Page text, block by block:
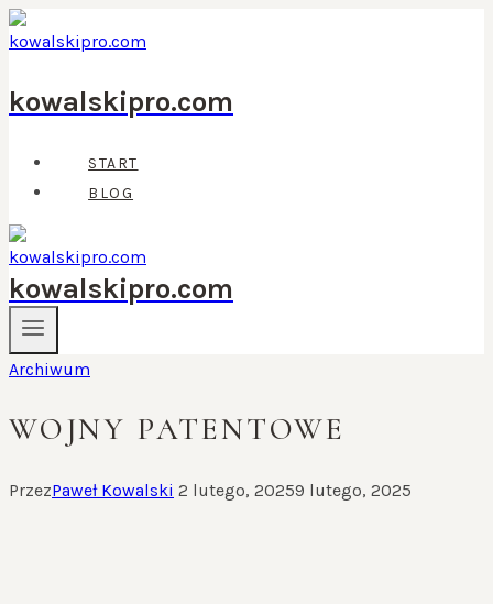
Przejdź
do
kowalskipro.com
START
BLOG
kowalskipro.com
Archiwum
WOJNY PATENTOWE
PrzezPaweł Kowalski 2 lutego, 20259 lutego, 2025